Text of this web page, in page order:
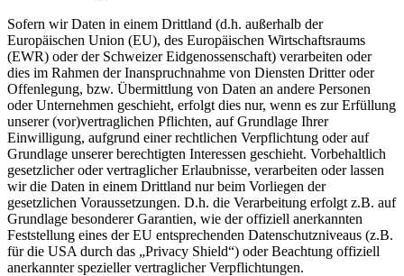
Sofern wir Daten in einem Drittland (d.h. außerhalb der
Europäischen Union (EU), des Europäischen Wirtschaftsraums
(EWR) oder der Schweizer Eidgenossenschaft) verarbeiten oder
dies im Rahmen der Inanspruchnahme von Diensten Dritter oder
Offenlegung, bzw. Übermittlung von Daten an andere Personen
oder Unternehmen geschieht, erfolgt dies nur, wenn es zur Erfüllung
unserer (vor)vertraglichen Pflichten, auf Grundlage Ihrer
Einwilligung, aufgrund einer rechtlichen Verpflichtung oder auf
Grundlage unserer berechtigten Interessen geschieht. Vorbehaltlich
gesetzlicher oder vertraglicher Erlaubnisse, verarbeiten oder lassen
wir die Daten in einem Drittland nur beim Vorliegen der
gesetzlichen Voraussetzungen. D.h. die Verarbeitung erfolgt z.B. auf
Grundlage besonderer Garantien, wie der offiziell anerkannten
Feststellung eines der EU entsprechenden Datenschutzniveaus (z.B.
für die USA durch das „Privacy Shield“) oder Beachtung offiziell
anerkannter spezieller vertraglicher Verpflichtungen.